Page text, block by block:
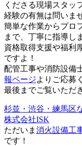
くださる現場スタッ
経験の有無は問いま
簡単な作業からプロ
まで、丁寧に指導し
資格取得支援や福利
ですよ！
配管工事や消防設備
報ページよりご応募
最後までご覧いただ
杉並・渋谷・練馬区
株式会社ISK
ただいま 消火設備工
です！